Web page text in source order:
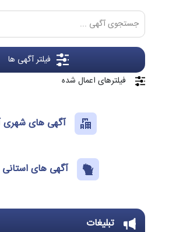
فیلتر آگهی ها
فیلترهای اعمال شده
آگهی های شهری
آگهی های استانی
تبلیغات